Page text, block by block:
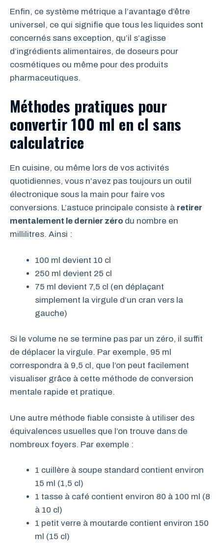
Enfin, ce système métrique a l’avantage d’être
universel, ce qui signifie que tous les liquides sont
concernés sans exception, qu’il s’agisse
d’ingrédients alimentaires, de doseurs pour
cosmétiques ou même pour des produits
pharmaceutiques.
Méthodes pratiques pour
convertir 100 ml en cl sans
calculatrice
En cuisine, ou même lors de vos activités
quotidiennes, vous n’avez pas toujours un outil
électronique sous la main pour faire vos
conversions. L’astuce principale consiste à retirer
mentalement le dernier zéro du nombre en
millilitres. Ainsi :
100 ml devient 10 cl
250 ml devient 25 cl
75 ml devient 7,5 cl (en déplaçant
simplement la virgule d’un cran vers la
gauche)
Si le volume ne se termine pas par un zéro, il suffit
de déplacer la virgule. Par exemple, 95 ml
correspondra à 9,5 cl, que l’on peut facilement
visualiser grâce à cette méthode de conversion
mentale rapide et pratique.
Une autre méthode fiable consiste à utiliser des
équivalences usuelles que l’on trouve dans de
nombreux foyers. Par exemple :
1 cuillère à soupe standard contient environ
15 ml (1,5 cl)
1 tasse à café contient environ 80 à 100 ml (8
à 10 cl)
1 petit verre à moutarde contient environ 150
ml (15 cl)